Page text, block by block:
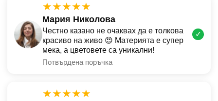
★★★★★
Мария Николова
Честно казано не очаквах да е толкова
красиво на живо 😍 Материята е супер
мека, а цветовете са уникални!
Потвърдена поръчка
✓
★★★★★